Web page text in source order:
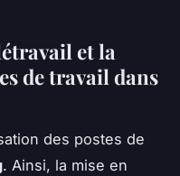
et la
de travail dans
des postes de
. Ainsi, la mise en